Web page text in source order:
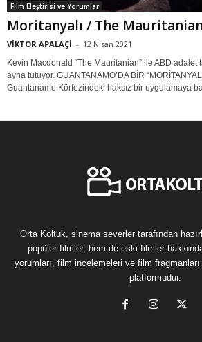
Film Eleştirisi ve Yorumlar
Moritanyalı / The Mauritanian
VİKTOR APALAÇİ - 12 Nisan 2021
Kevin Macdonald “The Mauritanian” ile ABD adalet
ayna tutuyor. GUANTANAMO’DA BİR
Guantanamo Körfezindeki haksız bir uygulamaya
Orta Koltuk, sinema severler tarafından
popüler filmler, hem de eski filmler
yorumları, film incelemeleri ve film
platformudur.